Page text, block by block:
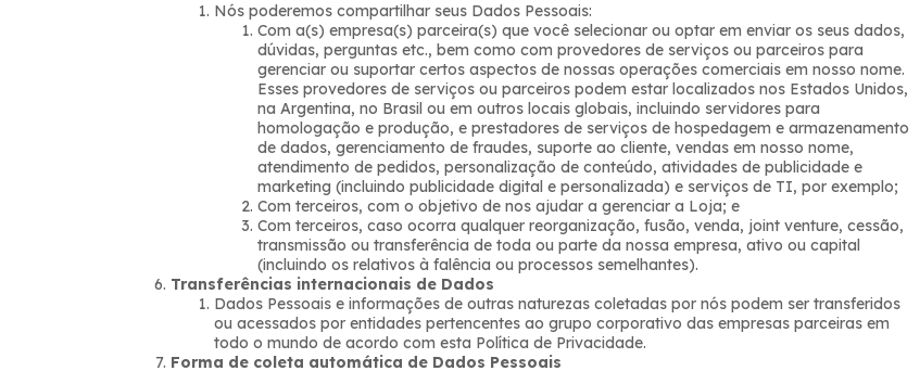
Nós poderemos compartilhar seus Dados Pessoais:
Com a(s) empresa(s) parceira(s) que você selecionar ou optar em enviar os seus dados,
dúvidas, perguntas etc., bem como com provedores de serviços ou parceiros para
gerenciar ou suportar certos aspectos de nossas operações comerciais em nosso nome.
Esses provedores de serviços ou parceiros podem estar localizados nos Estados Unidos,
na Argentina, no Brasil ou em outros locais globais, incluindo servidores para
homologação e produção, e prestadores de serviços de hospedagem e armazenamento
de dados, gerenciamento de fraudes, suporte ao cliente, vendas em nosso nome,
atendimento de pedidos, personalização de conteúdo, atividades de publicidade e
marketing (incluindo publicidade digital e personalizada) e serviços de TI, por exemplo;
Com terceiros, com o objetivo de nos ajudar a gerenciar a Loja; e
Com terceiros, caso ocorra qualquer reorganização, fusão, venda, joint venture, cessão,
transmissão ou transferência de toda ou parte da nossa empresa, ativo ou capital
(incluindo os relativos à falência ou processos semelhantes).
Transferências internacionais de Dados
Dados Pessoais e informações de outras naturezas coletadas por nós podem ser transferidos
ou acessados por entidades pertencentes ao grupo corporativo das empresas parceiras em
todo o mundo de acordo com esta Política de Privacidade.
Forma de coleta automática de Dados Pessoais